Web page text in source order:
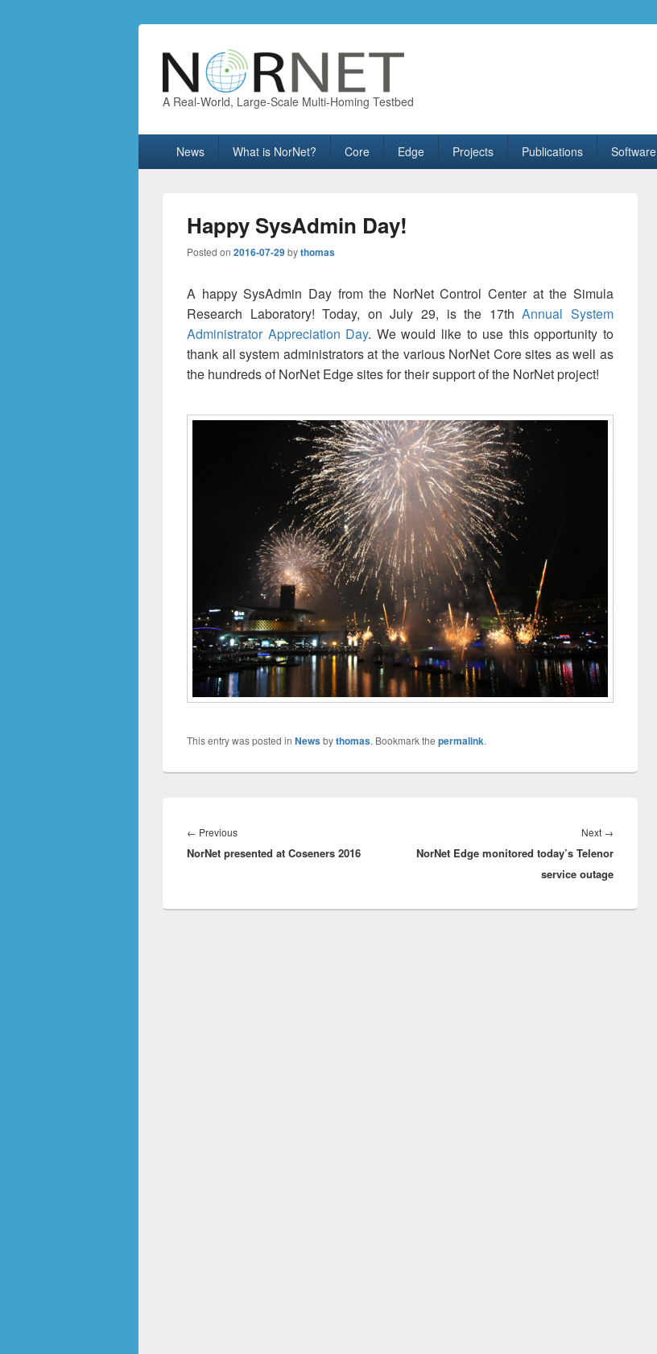
A Real-World, Large-Scale Multi-Homing Testbed
News What is NorNet? Core Edge Projects Publications Software
Happy SysAdmin Day!
Posted on 2016-07-29bythomas
A happy SysAdmin Day from the NorNet Control Center at the Simula
Research Laboratory! Today, on July 29, is the 17thAnnual System
Administrator Appreciation Day. We would like to use this opportunity to
thank all system administrators at the various NorNet Core sites as well as
the hundreds of NorNet Edge sites for their support of the NorNet project!
This entry was posted in Newsbythomas. Bookmark the permalink.
← PreviousPrevious
post:
NorNet presented at Coseners 2016
Next →
post:
NorNet Edge monitored today’s Telenor
service outage